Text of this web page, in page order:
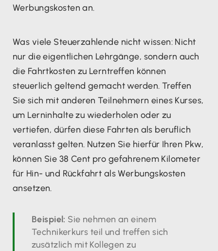
Werbungskosten an.
Was viele Steuerzahlende nicht wissen: Nicht
nur die eigentlichen Lehrgänge, sondern auch
die Fahrtkosten zu Lerntreffen können
steuerlich geltend gemacht werden. Treffen
Sie sich mit anderen Teilnehmern eines Kurses,
um Lerninhalte zu wiederholen oder zu
vertiefen, dürfen diese Fahrten als beruflich
veranlasst gelten. Nutzen Sie hierfür Ihren Pkw,
können Sie 38 Cent pro gefahrenem Kilometer
für Hin- und Rückfahrt als Werbungskosten
ansetzen.
Beispiel: Sie nehmen an einem
Technikerkurs teil und treffen sich
zusätzlich mit Kollegen zu